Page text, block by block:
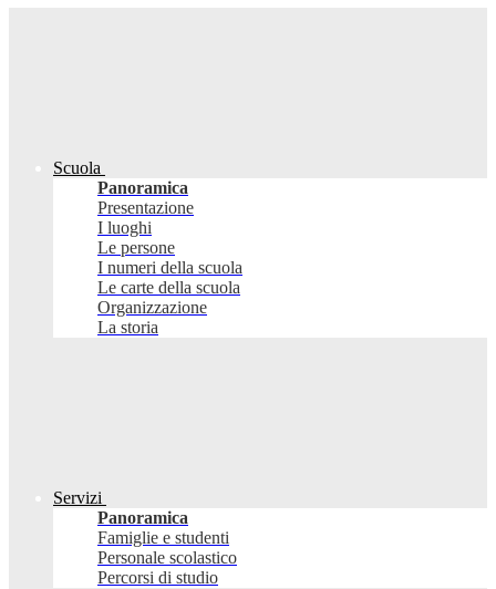
Scuola
Panoramica
Presentazione
I luoghi
Le persone
I numeri della scuola
Le carte della scuola
Organizzazione
La storia
Servizi
Panoramica
Famiglie e studenti
Personale scolastico
Percorsi di studio